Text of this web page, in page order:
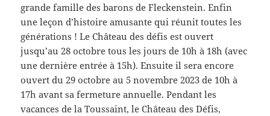
grande famille des barons de Fleckenstein. Enfin
une leçon d’histoire amusante qui réunit toutes les
générations ! Le Château des défis est ouvert
jusqu’au 28 octobre tous les jours de 10h à 18h (avec
une dernière entrée à 15h). Ensuite il sera encore
ouvert du 29 octobre au 5 novembre 2023 de 10h à
17h avant sa fermeture annuelle. Pendant les
vacances de la Toussaint, le Château des Défis,